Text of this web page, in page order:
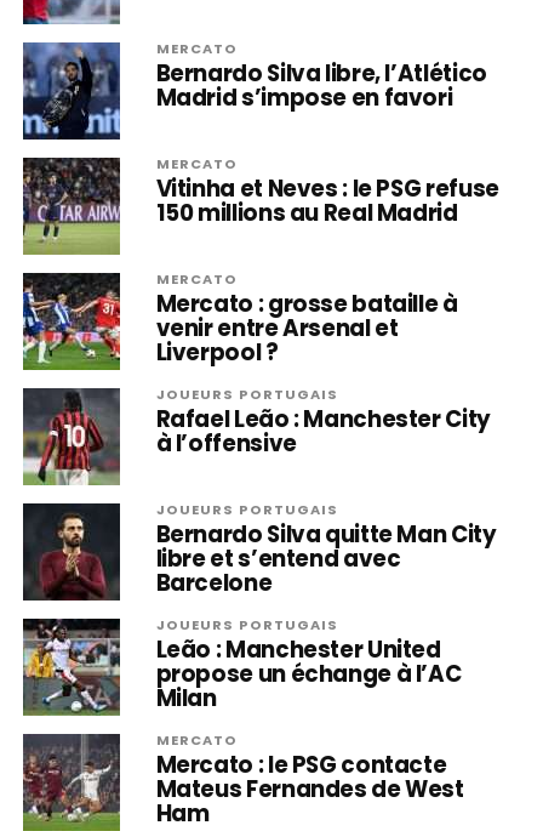
MERCATO
Bernardo Silva libre, l’Atlético
Madrid s’impose en favori
MERCATO
Vitinha et Neves : le PSG refuse
150 millions au Real Madrid
MERCATO
Mercato : grosse bataille à
venir entre Arsenal et
Liverpool ?
JOUEURS PORTUGAIS
Rafael Leão : Manchester City
à l’offensive
JOUEURS PORTUGAIS
Bernardo Silva quitte Man City
libre et s’entend avec
Barcelone
JOUEURS PORTUGAIS
Leão : Manchester United
propose un échange à l’AC
Milan
MERCATO
Mercato : le PSG contacte
Mateus Fernandes de West
Ham